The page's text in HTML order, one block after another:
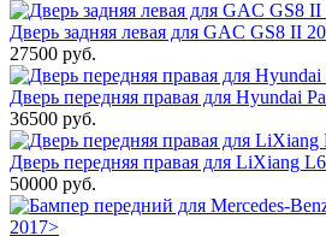
Дверь задняя левая для GAC GS8 II
27500 руб.
Дверь передняя правая для Hyundai
36500 руб.
Дверь передняя правая для LiXiang
50000 руб.